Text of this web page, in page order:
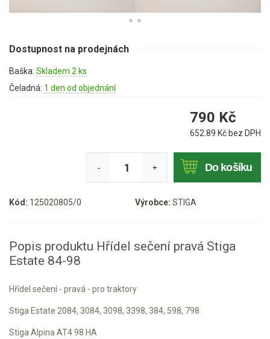
Křovinořezy a vyžínače
Benzínové pily
Elektrické pily
Jednoruční pily
AKU zahradní technika
Kód: 125020805/0 Výrobce: STIGA
Dostupnost na prodejnách
Baška: Skladem 2 ks
Čeladná: 1 den od objednání
790 Kč
652.89 Kč bez DPH
- + Do košíku
Popis produktu Hřídel sečení pravá Stiga
Estate 84-98
Hřídel sečení - pravá - pro traktory
Stiga Estate 2084, 3084, 3098, 3398, 384, 598, 798
Stiga Alpina AT4 98 HA